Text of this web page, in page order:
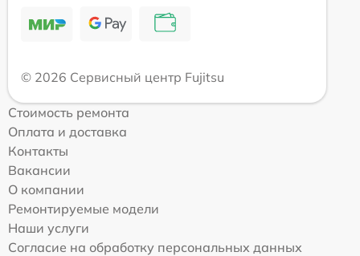
© 2026 Сервисный центр Fujitsu
Стоимость ремонта
Оплата и доставка
Контакты
Вакансии
О компании
Ремонтируемые модели
Наши услуги
Согласие на обработку персональных данных